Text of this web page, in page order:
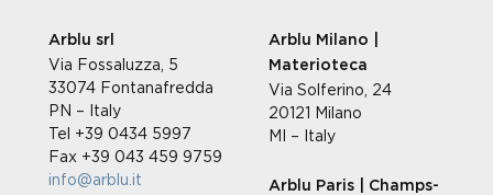
Arblu srl
Via Fossaluzza, 5
33074 Fontanafredda
PN – Italy
Tel +39 0434 5997
Fax +39 043 459 9759
info@arblu.it
Arblu Milano |
Materioteca
Via Solferino, 24
20121 Milano
MI – Italy
Arblu Paris | Champs-